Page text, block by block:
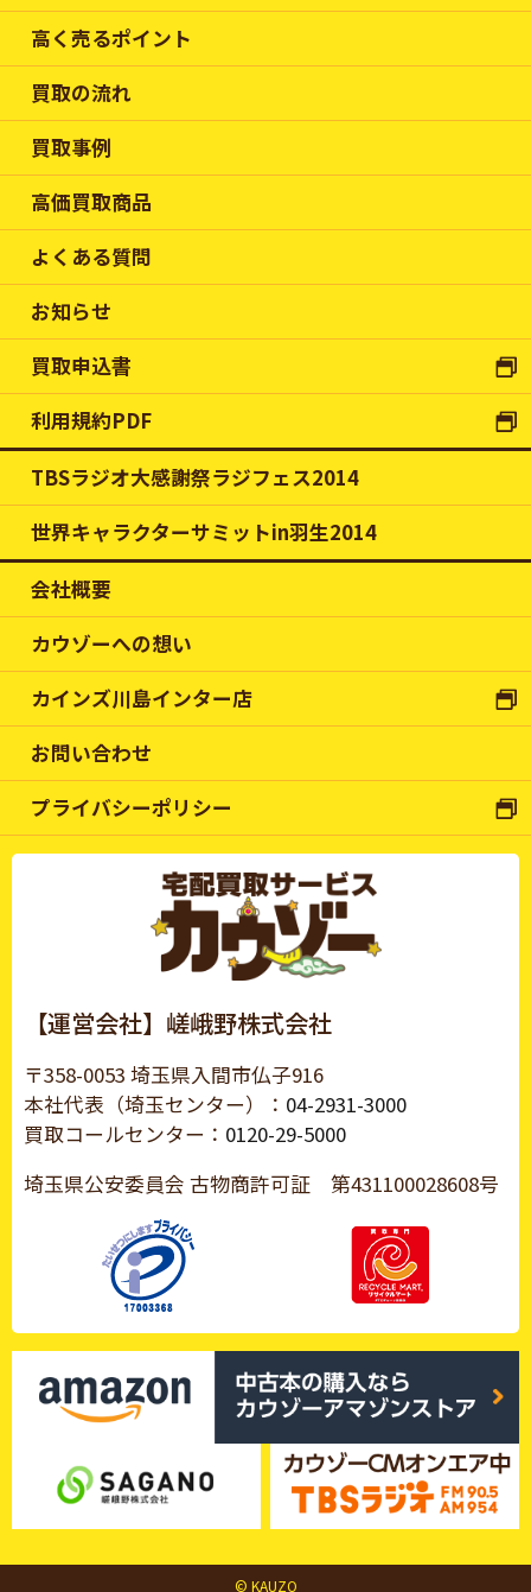
高く売るポイント
買取の流れ
買取事例
高価買取商品
よくある質問
お知らせ
買取申込書
利用規約PDF
TBSラジオ大感謝祭ラジフェス2014
世界キャラクターサミットin羽生2014
会社概要
カウゾーへの想い
カインズ川島インター店
お問い合わせ
プライバシーポリシー
【運営会社】嵯峨野株式会社
〒358-0053 埼玉県入間市仏子916
本社代表（埼玉センター）： 04-2931-3000
買取コールセンター： 0120-29-5000
埼玉県公安委員会 古物商許可証 第431100028608号
© KAUZO